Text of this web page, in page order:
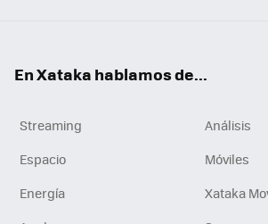
En Xataka hablamos de...
Streaming
Análisis
Espacio
Móviles
Energía
Xataka